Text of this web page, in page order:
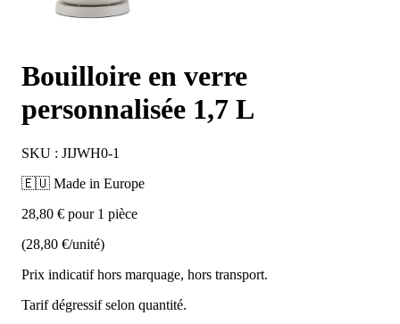
Bouilloire en verre
personnalisée 1,7 L
SKU : JIJWH0-1
🇪🇺 Made in Europe
28,80 € pour 1 pièce
(28,80 €/unité)
Prix indicatif hors marquage, hors transport.
Tarif dégressif selon quantité.